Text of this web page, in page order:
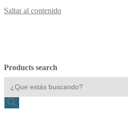
Saltar al contenido
Products search